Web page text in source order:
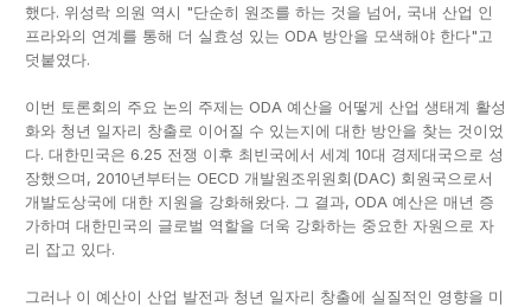
했다. 위성락 의원 역시 "단순히 원조를 하는 것을 넘어, 국내 산업 인
프라와의 연계를 통해 더 실효성 있는 ODA 방안을 모색해야 한다"고
덧붙였다.
이번 토론회의 주요 논의 주제는 ODA 예산을 어떻게 산업 생태계 활성
화와 청년 일자리 창출로 이어질 수 있는지에 대한 방안을 찾는 것이었
다. 대한민국은 6.25 전쟁 이후 최빈국에서 세계 10대 경제대국으로 성
장했으며, 2010년부터는 OECD 개발원조위원회(DAC) 회원국으로서
개발도상국에 대한 지원을 강화해왔다. 그 결과, ODA 예산은 매년 증
가하며 대한민국의 글로벌 역할을 더욱 강화하는 중요한 자원으로 자
리 잡고 있다.
그러나 이 예산이 산업 발전과 청년 일자리 창출에 실질적인 영향을 미